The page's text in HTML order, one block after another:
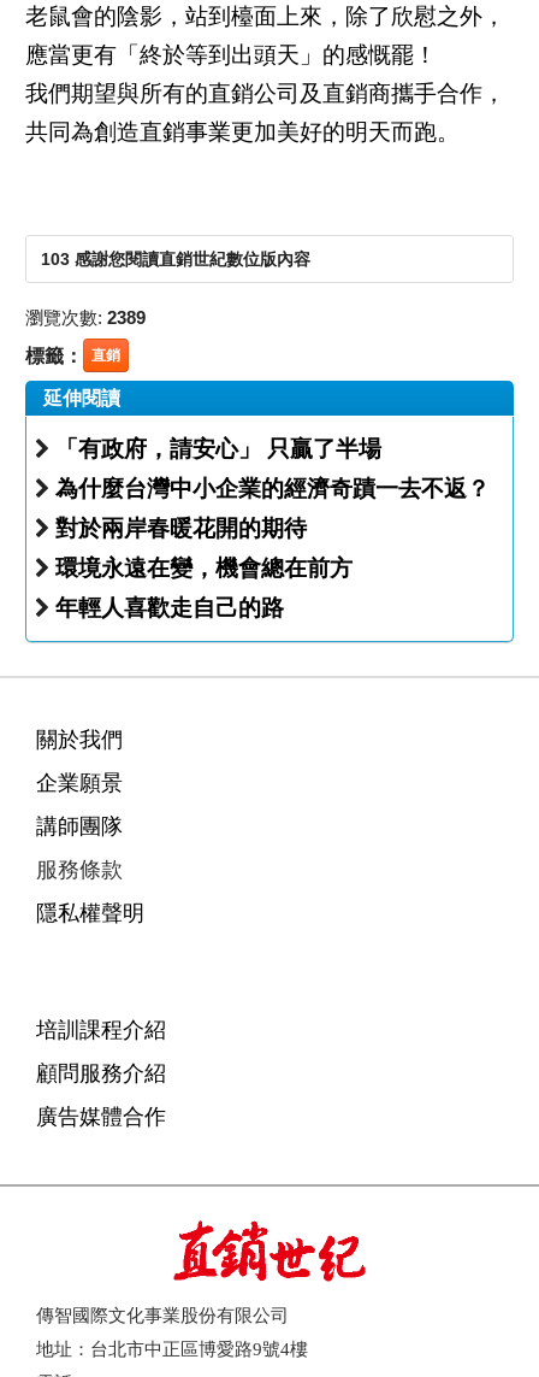
老鼠會的陰影，站到檯面上來，除了欣慰之外，
應當更有「終於等到出頭天」的感慨罷！
我們期望與所有的直銷公司及直銷商攜手合作，
共同為創造直銷事業更加美好的明天而跑。
103 感謝您閱讀直銷世紀數位版內容
瀏覽次數: 2389
標籤： 直銷
延伸閱讀
「有政府，請安心」 只贏了半場
為什麼台灣中小企業的經濟奇蹟一去不返？
對於兩岸春暖花開的期待
環境永遠在變，機會總在前方
年輕人喜歡走自己的路
關於我們
企業願景
講師團隊
服務條款
隱私權聲明
培訓課程介紹
顧問服務介紹
廣告媒體合作
傳智國際文化事業股份有限公司
地址：台北市中正區博愛路9號4樓